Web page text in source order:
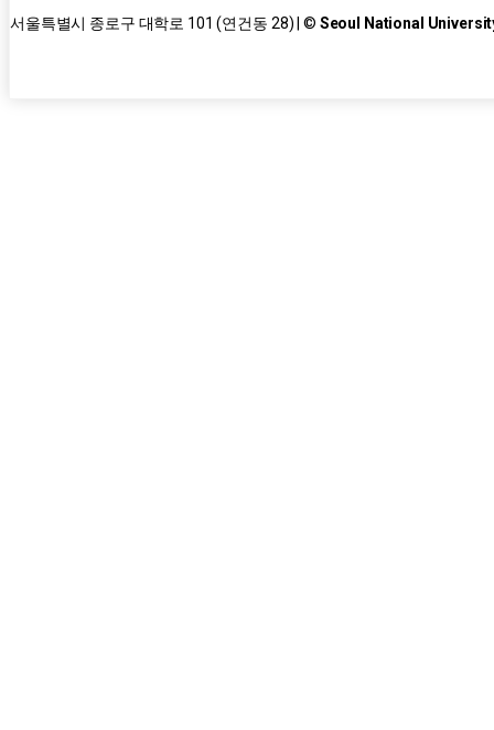
서울특별시 종로구 대학로 101 (연건동 28) | © Seoul National